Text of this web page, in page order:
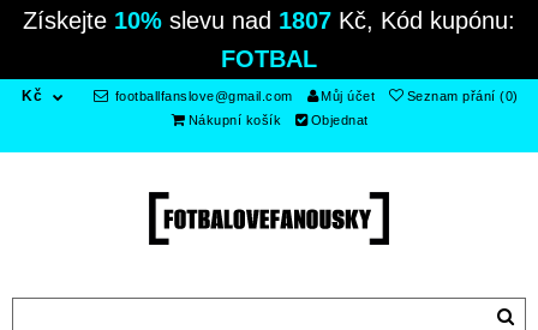
Získejte 10% slevu nad 1807 Kč, Kód kupónu:
FOTBAL
Kč footballfanslove@gmail.com Můj účet
Seznam přání (0)
Nákupní košík
Objednat